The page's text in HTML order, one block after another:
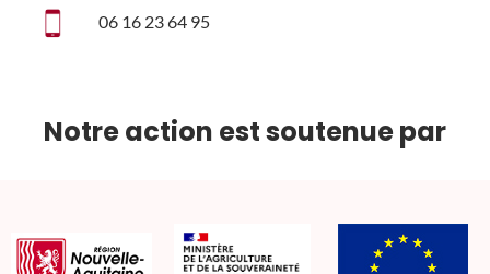
06 16 23 64 95
Notre action est soutenue par